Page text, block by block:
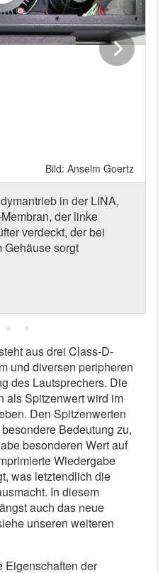
Bild: Anselm Goertz
in der LINA,
der linke
verdeckt, der bei
Gehäuse sorgt
aus drei Class-D-
und diversen peripheren
des Lautsprechers. Die
als Spitzenwert wird im
Den Spitzenwerten
Bedeutung zu,
besonderen Wert auf
Wiedergabe
was letztendlich die
In diesem
auch das neue
unseren weiteren
Eigenschaften der